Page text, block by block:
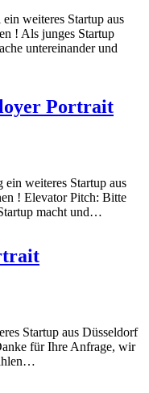
weiteres Startup aus
! Als junges Startup
untereinander und
Portrait
weiteres Startup aus
! Elevator Pitch: Bitte
macht und…
Startup aus Düsseldorf
für Ihre Anfrage, wir